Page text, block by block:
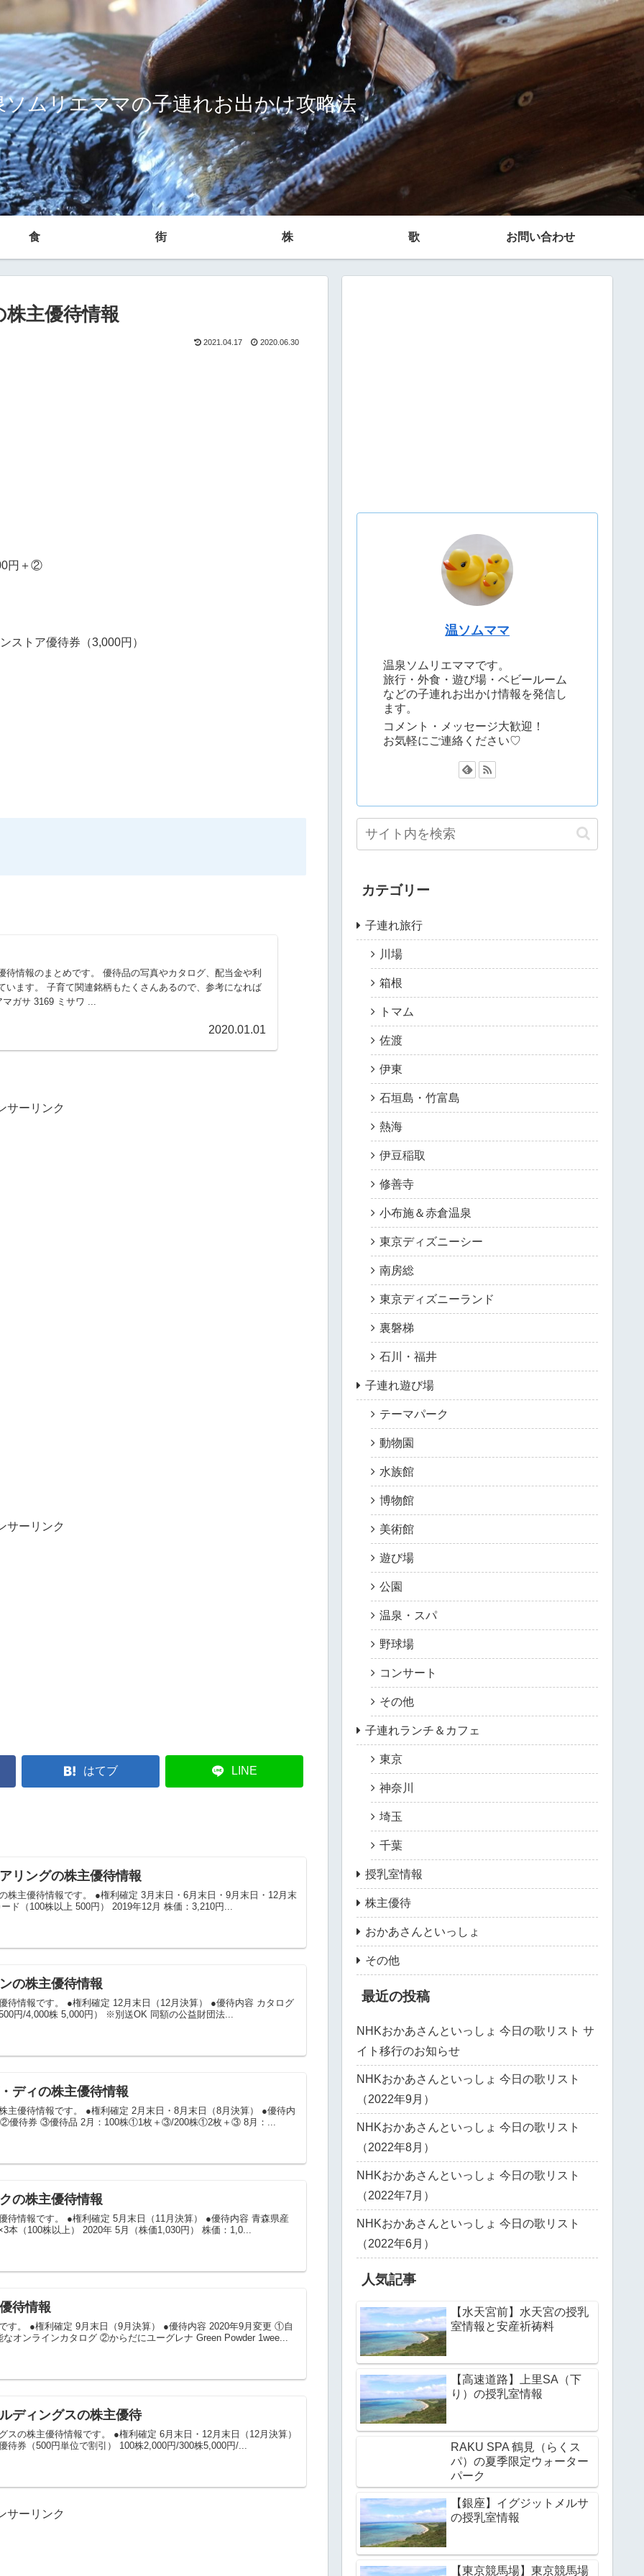
ソムリエママの子連れお出かけ攻略法
食 街 株 歌 お問い合わせ
主優待情報
2021.04.17 2020.06.30
円＋②
ストア優待券（3,000円）
待情報のまとめです。 優待品の写真やカタログ、配当金や利
います。 子育て関連銘柄もたくさんあるので、参考になれば
ガサ 3169 ミサワ ...
2020.01.01
サーリンク
サーリンク
はてブ LINE
リングの株主優待情報
株主優待情報です。 ●権利確定 3月末日・6月末日・9月末日・12月末
ド（100株以上 500円） 2019年12月 株価：3,210円...
の株主優待情報
待情報です。 ●権利確定 12月末日（12月決算） ●優待内容 カタログ
円/4,000株 5,000円） ※別送OK 同額の公益財団法...
ディの株主優待情報
主優待情報です。 ●権利確定 2月末日・8月末日（8月決算） ●優待内
優待券 ③優待品 2月：100株①1枚＋③/200株①2枚＋③ 8月：...
の株主優待情報
待情報です。 ●権利確定 5月末日（11月決算） ●優待内容 青森県産
本（100株以上） 2020年 5月（株価1,030円） 株価：1,0...
待情報
す。 ●権利確定 9月末日（9月決算） ●優待内容 2020年9月変更 ①自
オンラインカタログ ②からだにユーグレナ Green Powder 1wee...
ディングスの株主優待
スの株主優待情報です。 ●権利確定 6月末日・12月末日（12月決算）
待券（500円単位で割引） 100株2,000円/300株5,000円/...
サーリンク
温ソムママ
温泉ソムリエママです。
旅行・外食・遊び場・ベビールーム
などの子連れお出かけ情報を発信し
ます。
コメント・メッセージ大歓迎！
お気軽にご連絡ください♡
カテゴリー
子連れ旅行
川場
箱根
トマム
佐渡
伊東
石垣島・竹富島
熱海
伊豆稲取
修善寺
小布施＆赤倉温泉
東京ディズニーシー
南房総
東京ディズニーランド
裏磐梯
石川・福井
子連れ遊び場
テーマパーク
動物園
水族館
博物館
美術館
遊び場
公園
温泉・スパ
野球場
コンサート
その他
子連れランチ＆カフェ
東京
神奈川
埼玉
千葉
授乳室情報
株主優待
おかあさんといっしょ
その他
最近の投稿
NHKおかあさんといっしょ 今日の歌リスト サ
イト移行のお知らせ
NHKおかあさんといっしょ 今日の歌リスト
（2022年9月）
NHKおかあさんといっしょ 今日の歌リスト
（2022年8月）
NHKおかあさんといっしょ 今日の歌リスト
（2022年7月）
NHKおかあさんといっしょ 今日の歌リスト
（2022年6月）
人気記事
【水天宮前】水天宮の授乳
室情報と安産祈祷料
【高速道路】上里SA（下
り）の授乳室情報
RAKU SPA 鶴見（らくス
パ）の夏季限定ウォーター
パーク
【銀座】イグジットメルサ
の授乳室情報
【東京競馬場】東京競馬場